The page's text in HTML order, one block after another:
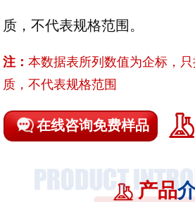
质，不代表规格范围。
注：本数据表所列数值为企标，
质，不代表规格范围
在线咨询免费样品
产品